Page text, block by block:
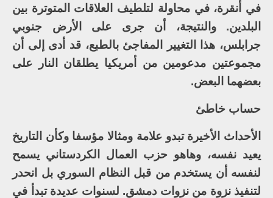
في أنقرة، في محاولة لتلطيف العلاقات المتوترة بين
البلدين. والنتيجة، أن جرى على الأرض جنوبي
جرابلس، هذا التغيير المفاجئ بالطبع، قد أدى إلى أن
مجموعتين مدعومين من أمريكيا يطلقان النار على
بعضهما البعض.
حساب خاطئ
الأحداث الأخيرة تبدو علامة ومثالا مؤسفا وكأن التاريخ
يعيد نفسه، وهاهو حزب العمال الكردستاني يسمح
لنفسه أن يستخدم من قبل النظام السوري بل انحدر
لتنفيذ نزوة من نزوات دمشق. لسنوات عديدة تبدأ في